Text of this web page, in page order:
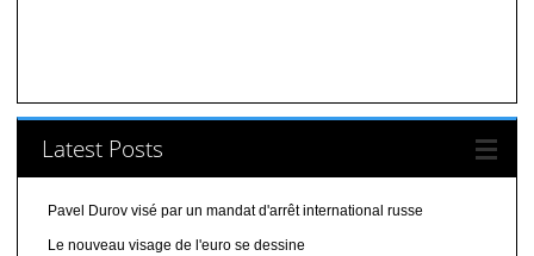
Latest Posts
Pavel Durov visé par un mandat d'arrêt international russe
Le nouveau visage de l'euro se dessine